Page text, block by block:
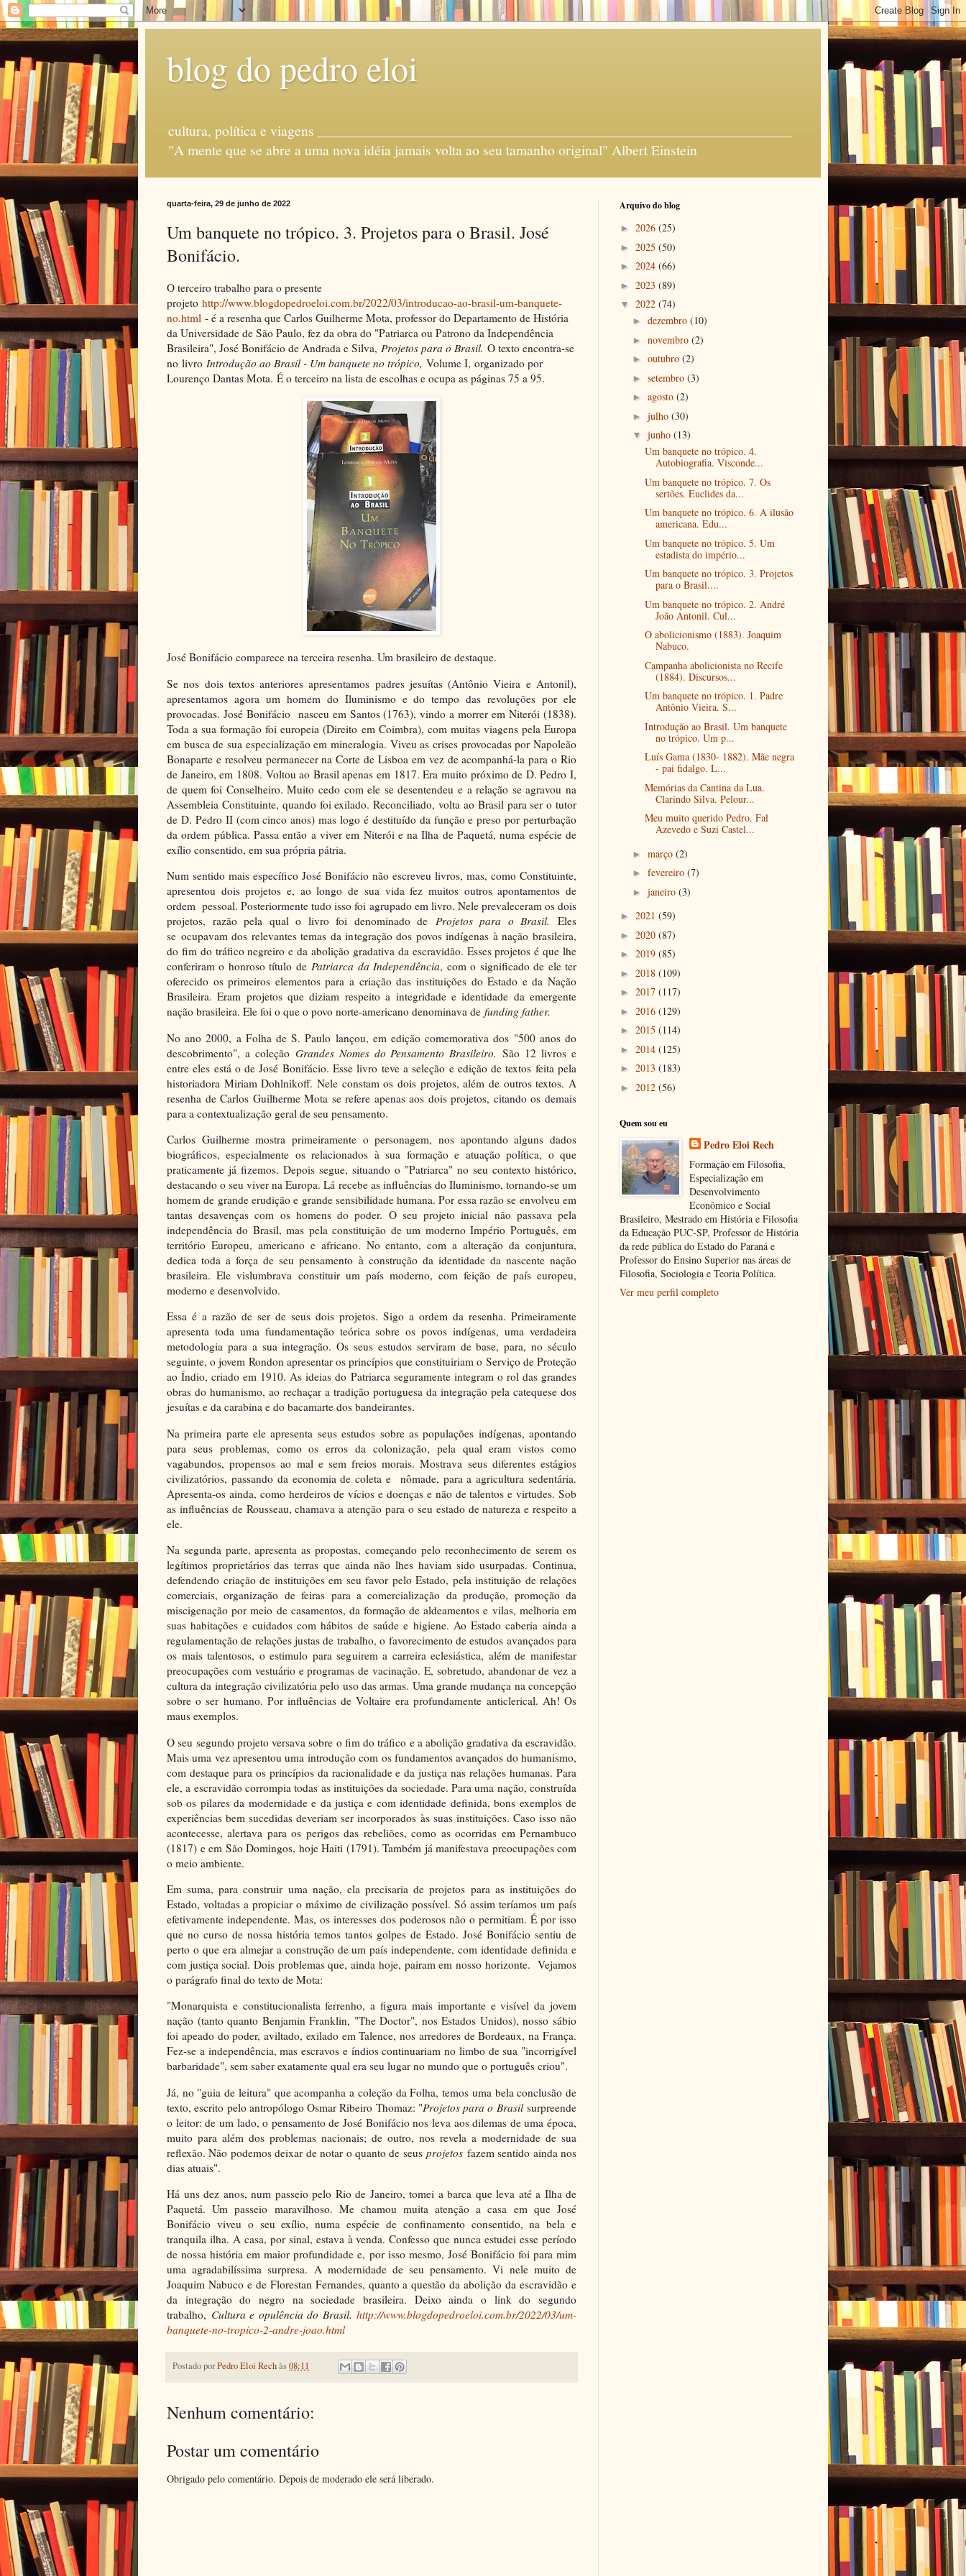
blog do pedro eloi
cultura, política e viagens __________________________________________________________________
"A mente que se abre a uma nova idéia jamais volta ao seu tamanho original" Albert Einstein
quarta-feira, 29 de junho de 2022
Um banquete no trópico. 3. Projetos para o Brasil. José
Bonifácio.
O terceiro trabalho para o presente
projeto http://www.blogdopedroeloi.com.br/2022/03/introducao-ao-brasil-um-banquete-
no.html - é a resenha que Carlos Guilherme Mota, professor do Departamento de História
da Universidade de São Paulo, fez da obra do "Patriarca ou Patrono da Independência
Brasileira", José Bonifácio de Andrada e Silva, Projetos para o Brasil. O texto encontra-se
no livro Introdução ao Brasil - Um banquete no trópico, Volume I, organizado por
Lourenço Dantas Mota. É o terceiro na lista de escolhas e ocupa as páginas 75 a 95.
José Bonifácio comparece na terceira resenha. Um brasileiro de destaque.
Se nos dois textos anteriores apresentamos padres jesuítas (Antônio Vieira e Antonil),
apresentamos agora um homem do Iluminismo e do tempo das revoluções por ele
provocadas. José Bonifácio nasceu em Santos (1763), vindo a morrer em Niterói (1838).
Toda a sua formação foi europeia (Direito em Coimbra), com muitas viagens pela Europa
em busca de sua especialização em mineralogia. Viveu as crises provocadas por Napoleão
Bonaparte e resolveu permanecer na Corte de Lisboa em vez de acompanhá-la para o Rio
de Janeiro, em 1808. Voltou ao Brasil apenas em 1817. Era muito próximo de D. Pedro I,
de quem foi Conselheiro. Muito cedo com ele se desentendeu e a relação se agravou na
Assembleia Constituinte, quando foi exilado. Reconciliado, volta ao Brasil para ser o tutor
de D. Pedro II (com cinco anos) mas logo é destituído da função e preso por perturbação
da ordem pública. Passa então a viver em Niterói e na Ilha de Paquetá, numa espécie de
exílio consentido, em sua própria pátria.
Num sentido mais específico José Bonifácio não escreveu livros, mas, como Constituinte,
apresentou dois projetos e, ao longo de sua vida fez muitos outros apontamentos de
ordem pessoal. Posteriormente tudo isso foi agrupado em livro. Nele prevaleceram os dois
projetos, razão pela qual o livro foi denominado de Projetos para o Brasil.Eles
se ocupavam dos relevantes temas da integração dos povos indígenas à nação brasileira,
do fim do tráfico negreiro e da abolição gradativa da escravidão. Esses projetos é que lhe
conferiram o honroso título dePatriarca da Independência, com o significado de ele ter
oferecido os primeiros elementos para a criação das instituições do Estado e da Nação
Brasileira. Eram projetos que diziam respeito a integridade e identidade da emergente
nação brasileira. Ele foi o que o povo norte-americano denominava de funding father.
No ano 2000, a Folha de S. Paulo lançou, em edição comemorativa dos "500 anos do
descobrimento", a coleção Grandes Nomes do Pensamento Brasileiro. São 12 livros e
entre eles está o de José Bonifácio. Esse livro teve a seleção e edição de textos feita pela
historiadora Miriam Dohlnikoff. Nele constam os dois projetos, além de outros textos. A
resenha de Carlos Guilherme Mota se refere apenas aos dois projetos, citando os demais
para a contextualização geral de seu pensamento.
Carlos Guilherme mostra primeiramente o personagem, nos apontando alguns dados
biográficos, especialmente os relacionados à sua formação e atuação política, o que
praticamente já fizemos. Depois segue, situando o "Patriarca" no seu contexto histórico,
destacando o seu viver na Europa. Lá recebe as influências do Iluminismo, tornando-se um
homem de grande erudição e grande sensibilidade humana. Por essa razão se envolveu em
tantas desavenças com os homens do poder. O seu projeto inicial não passava pela
independência do Brasil, mas pela constituição de um moderno Império Português, em
território Europeu, americano e africano. No entanto, com a alteração da conjuntura,
dedica toda a força de seu pensamento à construção da identidade da nascente nação
brasileira. Ele vislumbrava constituir um país moderno, com feição de país europeu,
moderno e desenvolvido.
Essa é a razão de ser de seus dois projetos. Sigo a ordem da resenha. Primeiramente
apresenta toda uma fundamentação teórica sobre os povos indígenas, uma verdadeira
metodologia para a sua integração. Os seus estudos serviram de base, para, no século
seguinte, o jovem Rondon apresentar os princípios que constituiriam o Serviço de Proteção
ao Índio, criado em 1910. As ideias do Patriarca seguramente integram o rol das grandes
obras do humanismo, ao rechaçar a tradição portuguesa da integração pela catequese dos
jesuítas e da carabina e do bacamarte dos bandeirantes.
Na primeira parte ele apresenta seus estudos sobre as populações indígenas, apontando
para seus problemas, como os erros da colonização, pela qual eram vistos como
vagabundos, propensos ao mal e sem freios morais. Mostrava seus diferentes estágios
civilizatórios, passando da economia de coleta e nômade, para a agricultura sedentária.
Apresenta-os ainda, como herdeiros de vícios e doenças e não de talentos e virtudes. Sob
as influências de Rousseau, chamava a atenção para o seu estado de natureza e respeito a
ele.
Na segunda parte, apresenta as propostas, começando pelo reconhecimento de serem os
legítimos proprietários das terras que ainda não lhes haviam sido usurpadas. Continua,
defendendo criação de instituições em seu favor pelo Estado, pela instituição de relações
comerciais, organização de feiras para a comercialização da produção, promoção da
miscigenação por meio de casamentos, da formação de aldeamentos e vilas, melhoria em
suas habitações e cuidados com hábitos de saúde e higiene. Ao Estado caberia ainda a
regulamentação de relações justas de trabalho, o favorecimento de estudos avançados para
os mais talentosos, o estimulo para seguirem a carreira eclesiástica, além de manifestar
preocupações com vestuário e programas de vacinação. E, sobretudo, abandonar de vez a
cultura da integração civilizatória pelo uso das armas. Uma grande mudança na concepção
sobre o ser humano. Por influências de Voltaire era profundamente anticlerical. Ah! Os
maus exemplos.
O seu segundo projeto versava sobre o fim do tráfico e a abolição gradativa da escravidão.
Mais uma vez apresentou uma introdução com os fundamentos avançados do humanismo,
com destaque para os princípios da racionalidade e da justiça nas relações humanas. Para
ele, a escravidão corrompia todas as instituições da sociedade. Para uma nação, construída
sob os pilares da modernidade e da justiça e com identidade definida, bons exemplos de
experiências bem sucedidas deveriam ser incorporados às suas instituições. Caso isso não
acontecesse, alertava para os perigos das rebeliões, como as ocorridas em Pernambuco
(1817) e em São Domingos, hoje Haiti (1791). Também já manifestava preocupações com
o meio ambiente.
Em suma, para construir uma nação, ela precisaria de projetos para as instituições do
Estado, voltadas a propiciar o máximo de civilização possível. Só assim teríamos um país
efetivamente independente. Mas, os interesses dos poderosos não o permitiam. É por isso
que no curso de nossa história temos tantos golpes de Estado. José Bonifácio sentiu de
perto o que era almejar a construção de um país independente, com identidade definida e
com justiça social. Dois problemas que, ainda hoje, pairam em nosso horizonte. Vejamos
o parágrafo final do texto de Mota:
"Monarquista e constitucionalista ferrenho, a figura mais importante e visível da jovem
nação (tanto quanto Benjamin Franklin, "The Doctor", nos Estados Unidos), nosso sábio
foi apeado do poder, aviltado, exilado em Talence, nos arredores de Bordeaux, na França.
Fez-se a independência, mas escravos e índios continuariam no limbo de sua "incorrigível
barbaridade", sem saber exatamente qual era seu lugar no mundo que o português criou".
Já, no "guia de leitura" que acompanha a coleção da Folha, temos uma bela conclusão de
texto, escrito pelo antropólogo Osmar Ribeiro Thomaz: "Projetos para o Brasilsurpreende
o leitor: de um lado, o pensamento de José Bonifácio nos leva aos dilemas de uma época,
muito para além dos problemas nacionais; de outro, nos revela a modernidade de sua
reflexão. Não podemos deixar de notar o quanto de seusprojetos fazem sentido ainda nos
dias atuais".
Há uns dez anos, num passeio pelo Rio de Janeiro, tomei a barca que leva até a Ilha de
Paquetá. Um passeio maravilhoso. Me chamou muita atenção a casa em que José
Bonifácio viveu o seu exílio, numa espécie de confinamento consentido, na bela e
tranquila ilha. A casa, por sinal, estava à venda. Confesso que nunca estudei esse período
de nossa história em maior profundidade e, por isso mesmo, José Bonifácio foi para mim
uma agradabilíssima surpresa. A modernidade de seu pensamento. Vi nele muito de
Joaquim Nabuco e de Florestan Fernandes, quanto a questão da abolição da escravidão e
da integração do negro na sociedade brasileira. Deixo ainda o link do segundo
trabalho, Cultura e opulência do Brasil. http://www.blogdopedroeloi.com.br/2022/03/um-
banquete-no-tropico-2-andre-joao.html
Postado porPedro Eloi Rechàs08:11
Nenhum comentário:
Postar um comentário
Obrigado pelo comentário. Depois de moderado ele será liberado.
Arquivo do blog
► 2026 (25)
► 2025 (50)
► 2024 (66)
► 2023 (89)
▼ 2022 (74)
► dezembro (10)
► novembro (2)
► outubro (2)
► setembro (3)
► agosto (2)
► julho (30)
▼ junho (13)
Um banquete no trópico. 4.
Autobiografia. Visconde...
Um banquete no trópico. 7. Os
sertões. Euclides da...
Um banquete no trópico. 6. A ilusão
americana. Edu...
Um banquete no trópico. 5. Um
estadista do império...
Um banquete no trópico. 3. Projetos
para o Brasil....
Um banquete no trópico. 2. André
João Antonil. Cul...
O abolicionismo (1883). Joaquim
Nabuco.
Campanha abolicionista no Recife
(1884). Discursos...
Um banquete no trópico. 1. Padre
Antônio Vieira. S...
Introdução ao Brasil. Um banquete
no trópico. Um p...
Luís Gama (1830- 1882). Mãe negra
- pai fidalgo. L...
Memórias da Cantina da Lua.
Clarindo Silva. Pelour...
Meu muito querido Pedro. Fal
Azevedo e Suzi Castel...
► março (2)
► fevereiro (7)
► janeiro (3)
► 2021 (59)
► 2020 (87)
► 2019 (85)
► 2018 (109)
► 2017 (117)
► 2016 (129)
► 2015 (114)
► 2014 (125)
► 2013 (183)
► 2012 (56)
Quem sou eu
Pedro Eloi Rech
Formação em Filosofia,
Especialização em
Desenvolvimento
Econômico e Social
Brasileiro, Mestrado em História e Filosofia
da Educação PUC-SP, Professor de História
da rede pública do Estado do Paraná e
Professor do Ensino Superior nas áreas de
Filosofia, Sociologia e Teoria Política.
Ver meu perfil completo